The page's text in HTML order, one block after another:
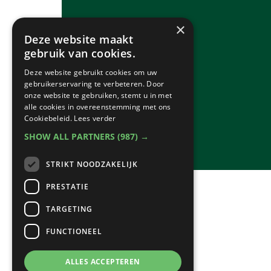
×
Deze website maakt
gebruik van cookies.
Deze website gebruikt cookies om uw
gebruikerservaring te verbeteren. Door
onze website te gebruiken, stemt u in met
alle cookies in overeenstemming met ons
Cookiebeleid. Lees verder
SHOW ALL PARTNERS (987) →
STRIKT NOODZAKELIJK
PRESTATIE
TARGETING
FUNCTIONEEL
ALLES ACCEPTEREN